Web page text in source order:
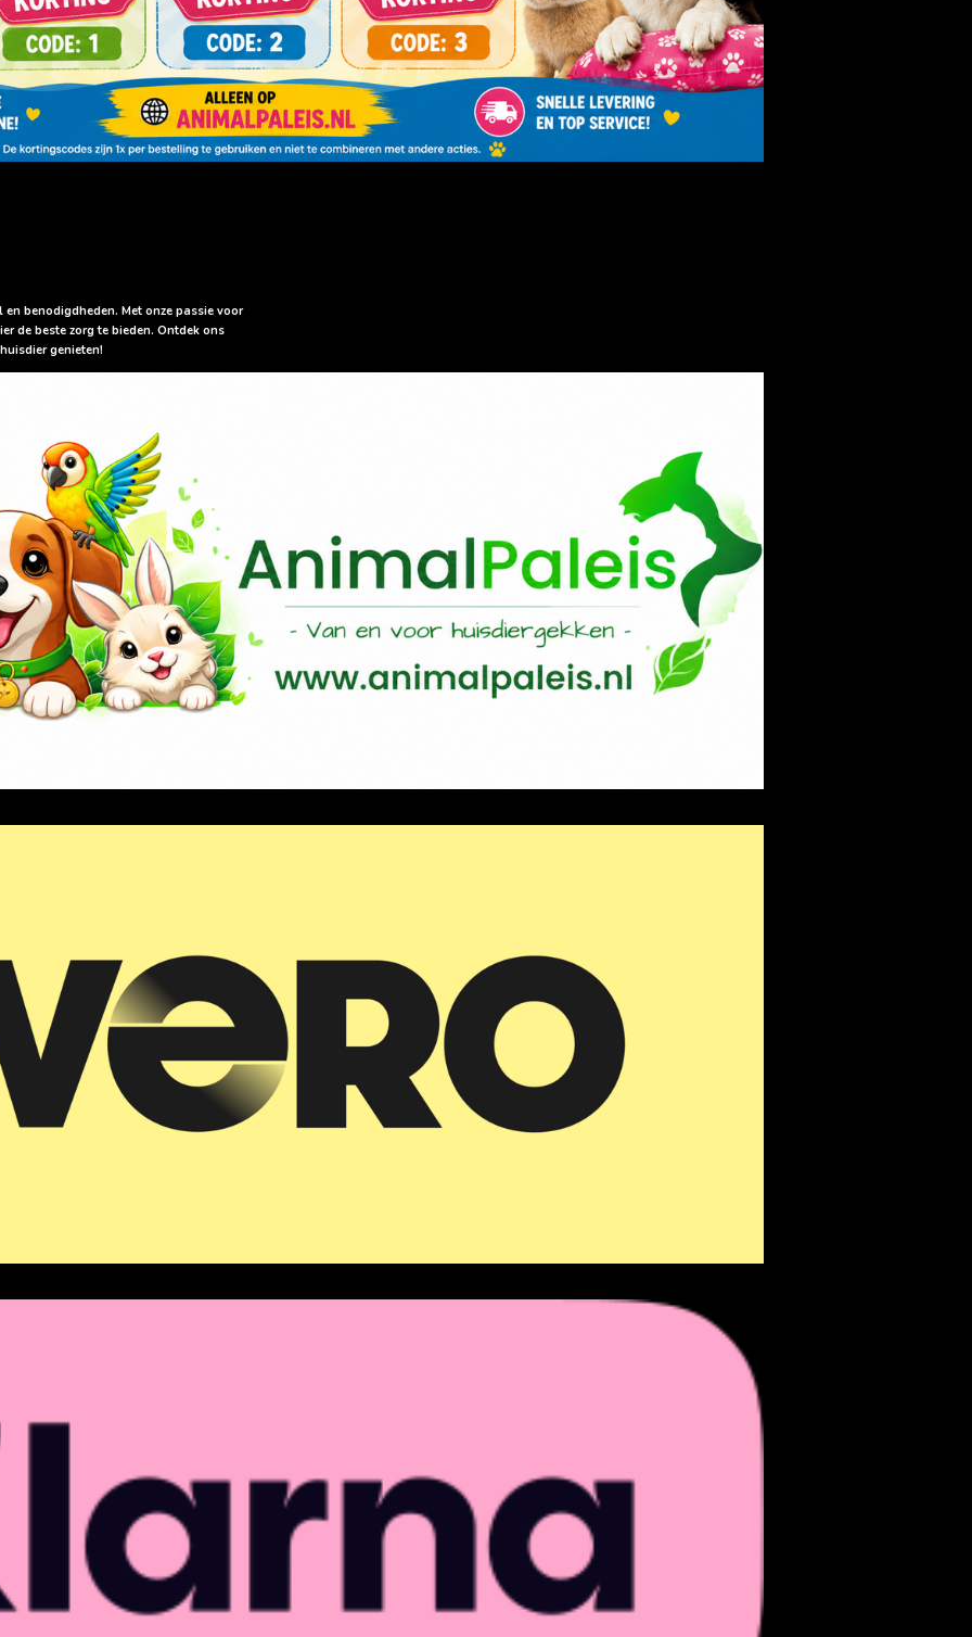
benodigdheden. Met onze passie voor
de beste zorg te bieden. Ontdek ons
genieten!